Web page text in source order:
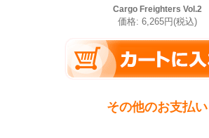
Cargo Freighters Vol.2
価格: 6,265円(税込)
その他のお支払い